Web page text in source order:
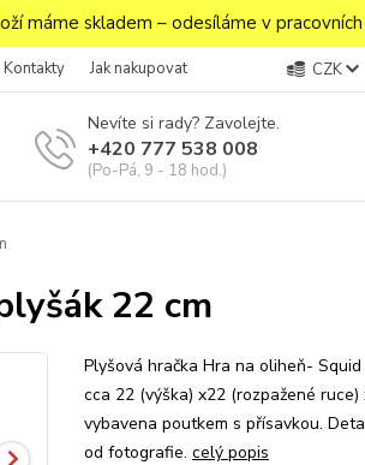
máme skladem – odesíláme v
Kontakty Jak nakupovat CZK
Nevíte si rady? Zavolejte.
+420 777 538 008
(Po-Pá, 9 - 18 hod.)
22 cm
Plyšová hračka Hra na oliheň-
cca 22 (výška) x22 (rozpažené
vybavena poutkem s přísavkou.
od fotografie. celý popis